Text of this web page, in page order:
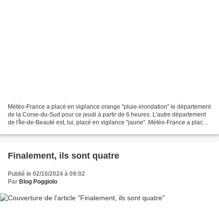
Météo-France a placé en vigilance orange "pluie-inondation" le département
de la Corse-du-Sud pour ce jeudi à partir de 6 heures. L'autre département
de l'Île-de-Beauté est, lui, placé en vigilance "jaune". Météo-France a placé
Finalement, ils sont quatre
Publié le 02/10/2024 à 09:02
Par Blog Poggiolo